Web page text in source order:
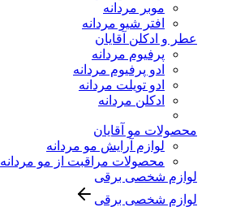
موبر مردانه
افتر شیو مردانه
عطر و ادکلن آقایان
پرفیوم مردانه
ادو پرفیوم مردانه
ادو تویلت مردانه
ادکلن مردانه
محصولات مو آقایان
لوازم آرایش مو مردانه
محصولات مراقبت از مو مردانه
لوازم شخصی برقی
لوازم شخصی برقی